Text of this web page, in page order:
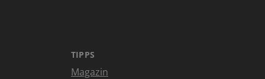
TIPPS
Magazin